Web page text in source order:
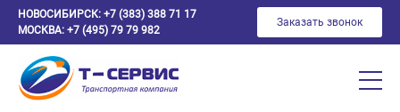
НОВОСИБИРСК: +7 (383) 388 71 17
МОСКВА: +7 (495) 79 79 982
Заказать звонок